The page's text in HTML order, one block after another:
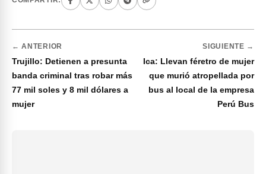
← ANTERIOR
Trujillo: Detienen a presunta
banda criminal tras robar más
77 mil soles y 8 mil dólares a
mujer
SIGUIENTE →
Ica: Llevan féretro de mujer
que murió atropellada por
bus al local de la empresa
Perú Bus